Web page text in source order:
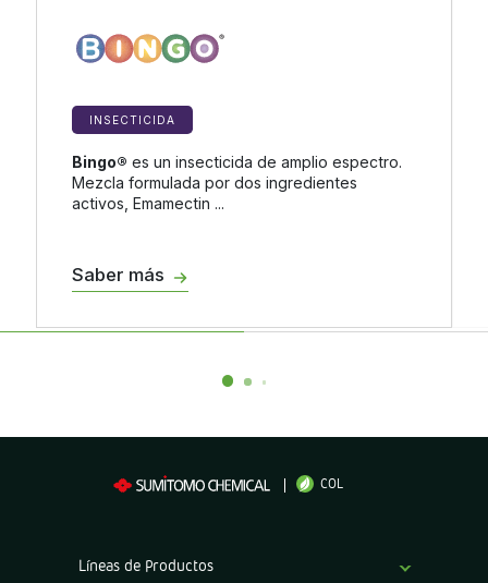
INSECTICIDA
Bingo® es un insecticida de amplio espectro.
Mezcla formulada por dos ingredientes
activos, Emamectin ...
Saber más
COL
Líneas de Productos